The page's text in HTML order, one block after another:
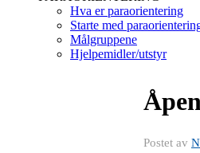
Hva er paraorientering
Starte med
Målgruppene
Hjelpemidler/utstyr
Postet av